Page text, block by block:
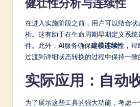
在进入实施阶段之前，用户可以结合
析。这有助于在生命周期早期定义系统
件。此外，AI服务确保建模连续性 ，
过渡到详细状态转换的过程中保持一致
实际应用：自动
为了展示这些工具的强大功能，考虑